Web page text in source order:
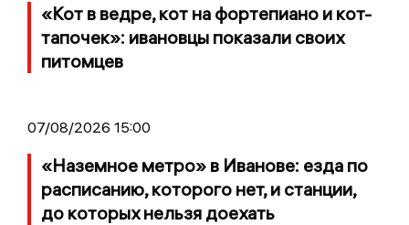
«Кот в ведре, кот на фортепиано и кот-
тапочек»: ивановцы показали своих
питомцев
07/08/2026 15:00
«Наземное метро» в Иванове: езда по
расписанию, которого нет, и станции,
до которых нельзя доехать